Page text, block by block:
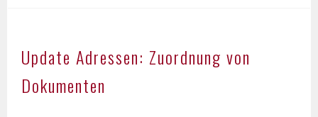
Update Adressen: Zuordnung von
Dokumenten